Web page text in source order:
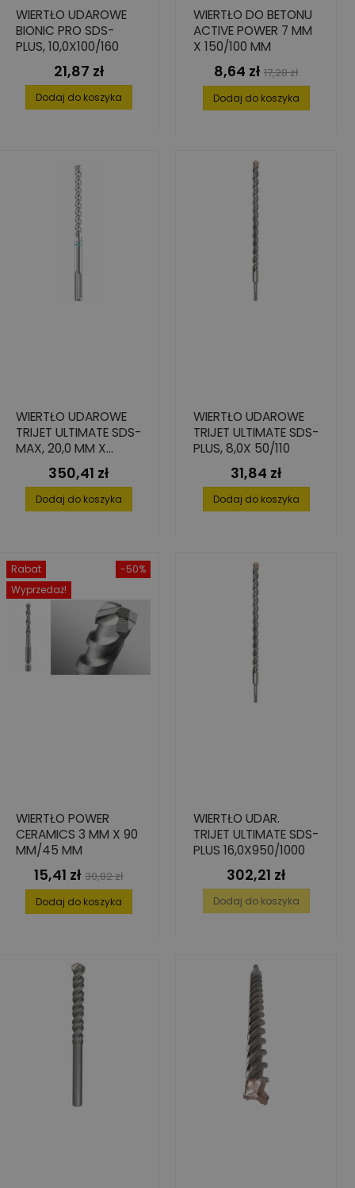
WIERTŁO UDAROWE
BIONIC PRO SDS-
PLUS, 10,0X100/160
Cena
21,87 zł
Dodaj do koszyka
WIERTŁO DO BETONU
ACTIVE POWER 7 MM
X 150/100 MM
Cena
8,64 zł Cena
podstawowa
17,28 zł
Dodaj do koszyka
WIERTŁO UDAROWE
TRIJET ULTIMATE SDS-
MAX, 20,0 MM X
400/520 MM
Cena
350,41 zł
Dodaj do koszyka
WIERTŁO UDAROWE
TRIJET ULTIMATE SDS-
PLUS, 8,0X 50/110
Cena
31,84 zł
Dodaj do koszyka
-50%
Rabat
Wyprzedaż!
WIERTŁO POWER
CERAMICS 3 MM X 90
MM/45 MM
Cena
15,41 zł Cena
podstawowa
30,82 zł
Dodaj do koszyka
WIERTŁO UDAR.
TRIJET ULTIMATE SDS-
PLUS 16,0X950/1000
Cena
302,21 zł
Dodaj do koszyka